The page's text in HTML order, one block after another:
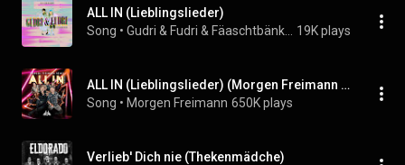
ALL IN (Lieblingslieder)
Song • 19K plays
ALL IN (Lieblingslieder) (Morgen Freimann Remix)
Song • Morgen Freimann 650K plays
Verlieb' Dich nie (Thekenmädche)